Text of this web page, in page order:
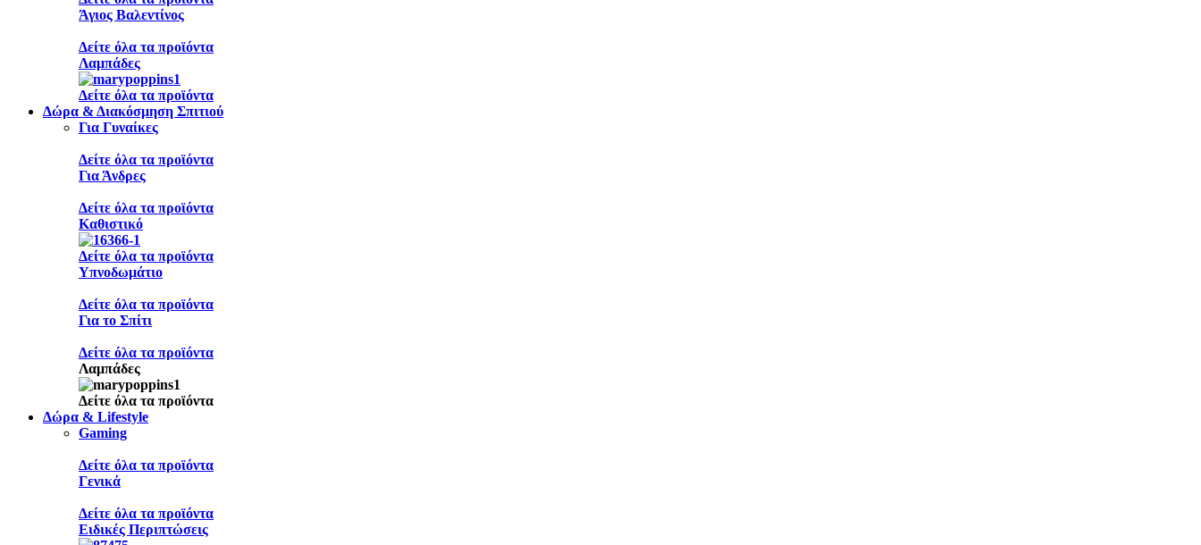
Άγιος Βαλεντίνος
Δείτε όλα τα προϊόντα
Λαμπάδες
Δείτε όλα τα προϊόντα
Δώρα & Διακόσμηση Σπιτιού
Για Γυναίκες
Δείτε όλα τα προϊόντα
Για Άνδρες
Δείτε όλα τα προϊόντα
Καθιστικό
Δείτε όλα τα προϊόντα
Υπνοδωμάτιο
Δείτε όλα τα προϊόντα
Για το Σπίτι
Δείτε όλα τα προϊόντα
Λαμπάδες
Δείτε όλα τα προϊόντα
Δώρα & Lifestyle
Gaming
Δείτε όλα τα προϊόντα
Γενικά
Δείτε όλα τα προϊόντα
Ειδικές Περιπτώσεις